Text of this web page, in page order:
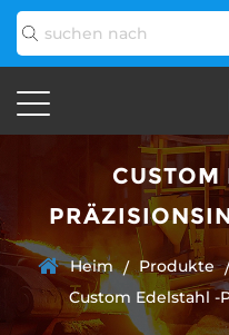
CUSTOM
Heim / Produkte
Custom Edelstahl -